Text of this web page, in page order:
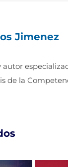
Jimenez
autor
de la